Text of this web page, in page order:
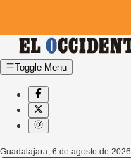
Toggle Menu
Guadalajara, 6 de agosto de 2026